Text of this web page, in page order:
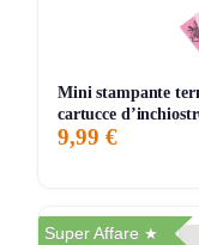
Mini stampante
cartucce
9,99 €
Super Affare